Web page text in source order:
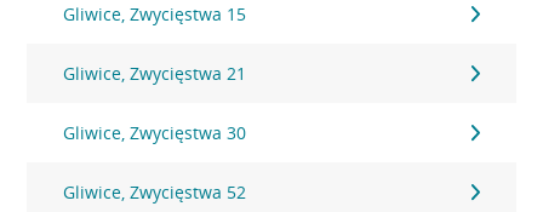
Gliwice, Zwycięstwa 15
Gliwice, Zwycięstwa 21
Gliwice, Zwycięstwa 30
Gliwice, Zwycięstwa 52